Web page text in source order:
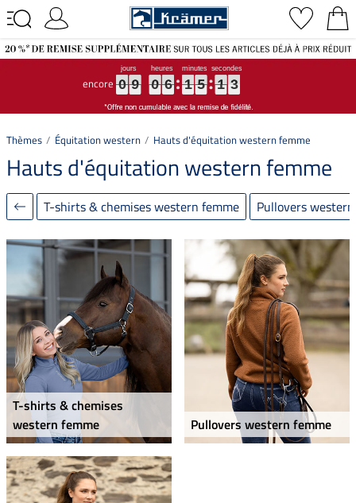
encore 0
0
0
0 9
9
9
9 0
0
0
0 6
6
6
6 1
1
1
1 5
5
5
5 1
1
1
1 1
1
1
1
Thèmes Équitation western Hauts d'équitation western femme
Hauts d'équitation western femme
T-shirts & chemises western femme Pullovers
T-shirts & chemises
western femme
Pullovers western femme